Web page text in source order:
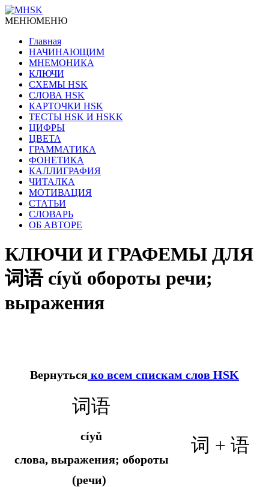
МЕНЮМЕНЮ
Главная
НАЧИНАЮЩИМ
МНЕМОНИКА
КЛЮЧИ
СХЕМЫ HSK
СЛОВА HSK
КАРТОЧКИ HSK
ТЕСТЫ HSK И HSKK
ЦИФРЫ
ЦВЕТА
ГРАММАТИКА
ФОНЕТИКА
КАЛЛИГРАФИЯ
ЧИТАЛКА
МОТИВАЦИЯ
СТАТЬИ
СЛОВАРЬ
ОБ АВТОРЕ
КЛЮЧИ И ГРАФЕМЫ ДЛЯ
词语 cíyǔ обороты речи;
выражения
Вернуться ко всем спискам слов HSK
词语
cíyǔ
слова, выражения; обороты
(речи)
词 + 语